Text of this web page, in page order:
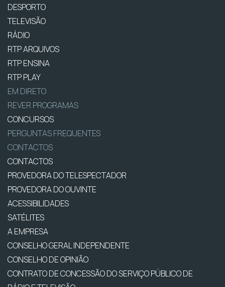
DESPORTO
TELEVISÃO
RÁDIO
RTP ARQUIVOS
RTP ENSINA
RTP PLAY
EM DIRETO
REVER PROGRAMAS
CONCURSOS
PERGUNTAS FREQUENTES
CONTACTOS
CONTACTOS
PROVEDORA DO TELESPECTADOR
PROVEDORA DO OUVINTE
ACESSIBILIDADES
SATÉLITES
A EMPRESA
CONSELHO GERAL INDEPENDENTE
CONSELHO DE OPINIÃO
CONTRATO DE CONCESSÃO DO SERVIÇO PÚBLICO DE